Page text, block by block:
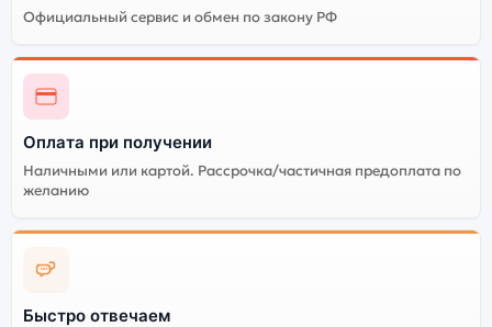
Официальный сервис и обмен по закону РФ
Оплата при получении
Наличными или картой. Рассрочка/частичная предоплата по
желанию
Быстро отвечаем